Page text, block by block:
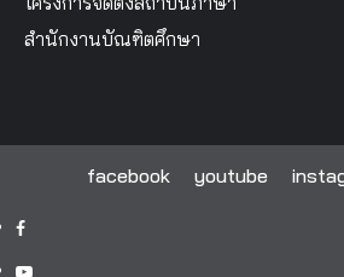
สำนักงานบัณฑิตศึกษา
facebook youtube
facebook
youtube